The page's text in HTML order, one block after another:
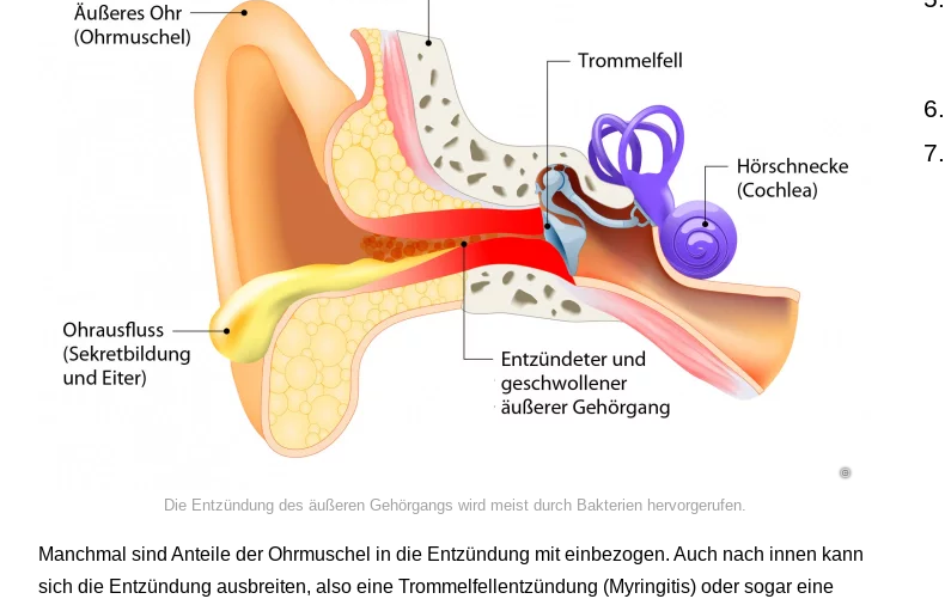
©
Die Entzündung des äußeren Gehörgangs wird meist durch Bakterien hervorgerufen.
Manchmal sind Anteile der Ohrmuschel in die Entzündung mit einbezogen. Auch nach innen kann
sich die Entzündung ausbreiten, also eine Trommelfellentzündung (Myringitis) oder sogar eine